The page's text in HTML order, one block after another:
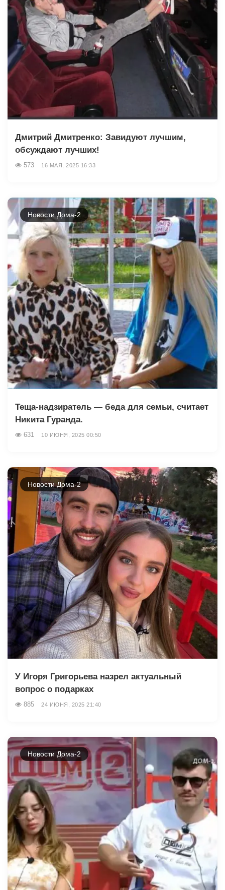
Дмитрий Дмитренко: Завидуют лучшим,
обсуждают лучших!
573 16 МАЯ, 2025 16:33
Новости Дома-2
Теща-надзиратель — беда для семьи, считает
Никита Гуранда.
631 10 ИЮНЯ, 2025 00:50
Новости Дома-2
У Игоря Григорьева назрел актуальный
вопрос о подарках
885 24 ИЮНЯ, 2025 21:40
Новости Дома-2